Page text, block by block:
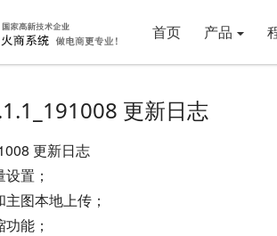
首页 产品
更新日志
更新日志
置；
图本地上传；
能；